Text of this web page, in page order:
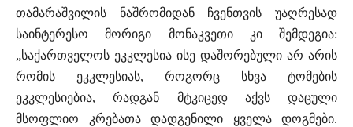
თამარაშვილის ნაშრომიდან ჩვენთვის უაღრესად
საინტერესო მორიგი მონაკვეთი კი შემდეგია:
„საქართველოს ეკკლესია ისე დაშორებული არ არის
რომის ეკკლესიას, როგორც სხვა ტომების
ეკკლესიებია, რადგან მტკიცედ აქვს დაცული
მსოფლიო კრებათა დადგენილი ყველა დოგმები.